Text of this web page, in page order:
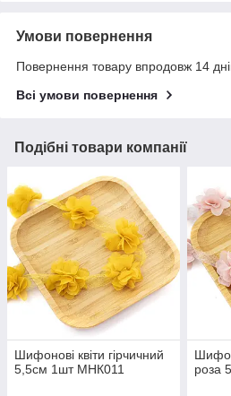
Умови повернення
Повернення товару впродовж 14
Всі умови повернення
Подібні товари компанії
Шифонові квіти гірчичний
5,5см 1шт MHК011
роза